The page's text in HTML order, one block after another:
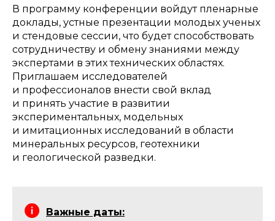
В программу конференции войдут пленарные
доклады, устные презентации молодых ученых
и стендовые сессии, что будет способствовать
сотрудничеству и обмену знаниями между
экспертами в этих технических областях.
Приглашаем исследователей
и профессионалов внести свой вклад
и принять участие в развитии
экспериментальных, модельных
и имитационных исследований в области
минеральных ресурсов, геотехники
и геологической разведки.
Важные даты: